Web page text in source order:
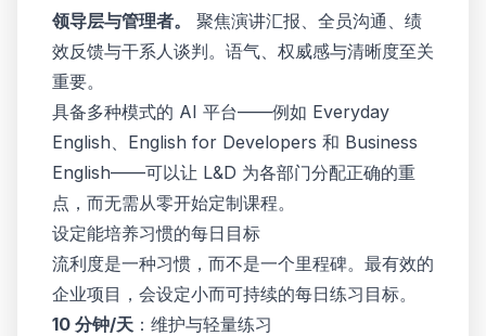
领导层与管理者。
聚焦演讲汇报、全员沟通、绩
效反馈与干系人谈判。语气、权威感与清晰度至关
重要。
具备多种模式的 AI 平台——例如 Everyday
English、English for Developers 和 Business
English——可以让 L&D 为各部门分配正确的重
点，而无需从零开始定制课程。
设定能培养习惯的每日目标
流利度是一种习惯，而不是一个里程碑。最有效的
企业项目，会设定小而可持续的每日练习目标。
10 分钟/天 ：维护与轻量练习